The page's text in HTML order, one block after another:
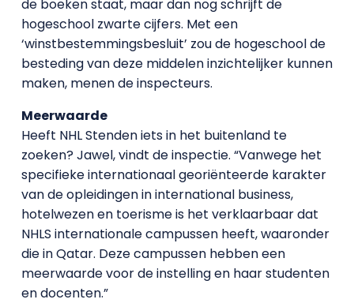
de boeken staat, maar dan nog schrijft de
hogeschool zwarte cijfers. Met een
‘winstbestemmingsbesluit’ zou de hogeschool de
besteding van deze middelen inzichtelijker kunnen
maken, menen de inspecteurs.
Meerwaarde
Heeft NHL Stenden iets in het buitenland te
zoeken? Jawel, vindt de inspectie. “Vanwege het
specifieke internationaal georiënteerde karakter
van de opleidingen in international business,
hotelwezen en toerisme is het verklaarbaar dat
NHLS internationale campussen heeft, waaronder
die in Qatar. Deze campussen hebben een
meerwaarde voor de instelling en haar studenten
en docenten.”